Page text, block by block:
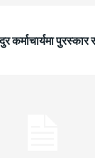
कर्माचार्यमा पुरस्कार